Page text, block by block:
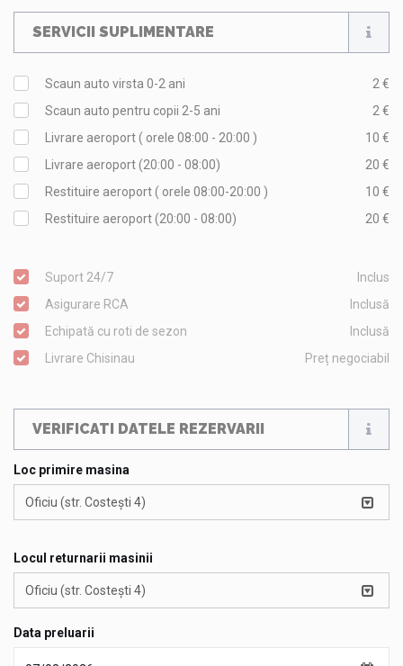
SERVICII SUPLIMENTARE
Scaun auto virsta 0-2 ani
2 €
Scaun auto pentru copii 2-5 ani
2 €
Livrare aeroport ( orele 08:00 - 20:00 )
10 €
Livrare aeroport (20:00 - 08:00)
20 €
Restituire aeroport ( orele 08:00-20:00 )
10 €
Restituire aeroport (20:00 - 08:00)
20 €
Suport 24/7
Inclus
Asigurare RCA
Inclusă
Echipată cu roti de sezon
Inclusă
Livrare Chisinau
Preț negociabil
VERIFICATI DATELE REZERVARII
Loc primire masina
Oficiu (str. Costești 4)
Locul returnarii masinii
Oficiu (str. Costești 4)
Data preluarii